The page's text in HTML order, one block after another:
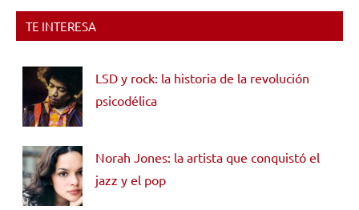
TE INTERESA
LSD y rock: la historia de la revolución
psicodélica
Norah Jones: la artista que conquistó el
jazz y el pop